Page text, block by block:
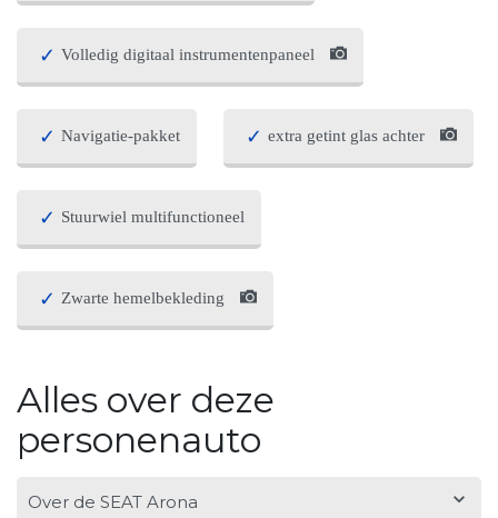
Volledig digitaal instrumentenpaneel
Navigatie-pakket extra getint glas achter
Stuurwiel multifunctioneel
Zwarte hemelbekleding
Alles over deze
personenauto
Over de SEAT Arona